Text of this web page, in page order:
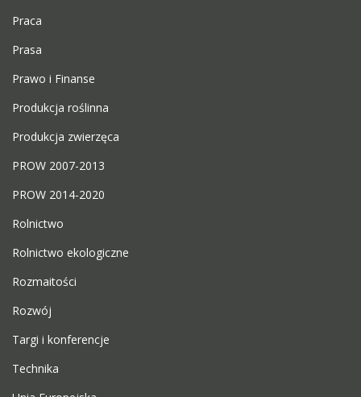
Praca
Prasa
Prawo i Finanse
Produkcja roślinna
Produkcja zwierzęca
PROW 2007-2013
PROW 2014-2020
Rolnictwo
Rolnictwo ekologiczne
Rozmaitości
Rozwój
Targi i konferencje
Technika